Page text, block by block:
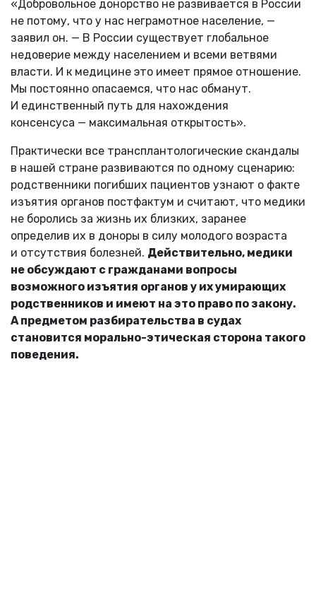
«Добровольное донорство не развивается в России
не потому, что у нас неграмотное население, —
заявил он. — В России существует глобальное
недоверие между населением и всеми ветвями
власти. И к медицине это имеет прямое отношение.
Мы постоянно опасаемся, что нас обманут.
И единственный путь для нахождения
консенсуса — максимальная открытость».
Практически все трансплантологические скандалы
в нашей стране развиваются по одному сценарию:
родственники погибших пациентов узнают о факте
изъятия органов постфактум и считают, что медики
не боролись за жизнь их близких, заранее
определив их в доноры в силу молодого возраста
и отсутствия болезней. Действительно, медики
не обсуждают с гражданами вопросы
возможного изъятия органов у их умирающих
родственников и имеют на это право по закону.
А предметом разбирательства в судах
становится морально-этическая сторона такого
поведения.